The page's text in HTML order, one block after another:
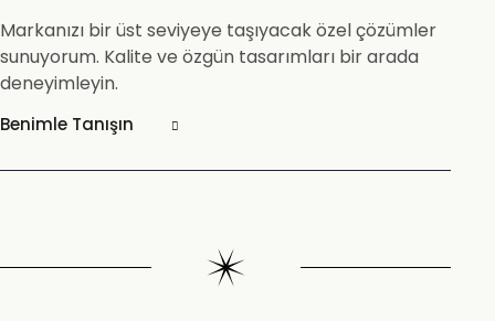
Markanızı bir üst seviyeye taşıyacak özel çözümler
sunuyorum. Kalite ve özgün tasarımları bir arada
deneyimleyin.
Benimle Tanışın